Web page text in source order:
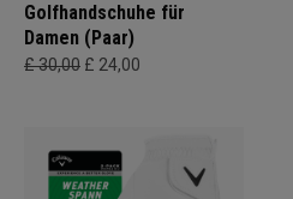
Golfhandschuhe für
Damen (Paar)
£ 30,00 £ 24,00